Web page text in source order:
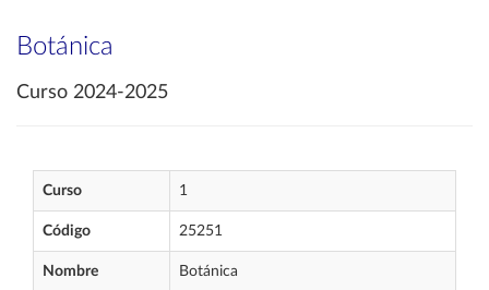
Botánica
Curso 2024-2025
Curso 1
Código 25251
Nombre Botánica